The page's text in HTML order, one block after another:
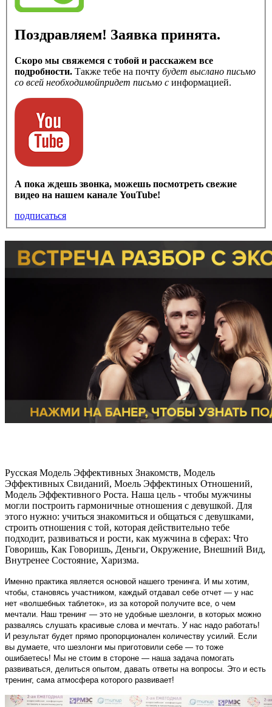
Поздравляем! Заявка принята.
Скоро мы свяжемся с тобой и расскажем все
подробности. Также тебе на почту будет выслано письмо
со всей необходимойпридет письмо с информацией.
А пока ждешь звонка, можешь посмотреть свежие
видео на нашем канале YouTube!
подписаться
Русская Модель Эффективных Знакомств, Модель
Эффективных Свиданий, Моель Эффектиных Отношений,
Модель Эффективного Роста. Наша цель - чтобы мужчины
могли построить гармоничные отношения с девушкой. Для
этого нужно: учиться знакомиться и общаться с девушками,
строить отношения с той, которая действительно тебе
подходит, развиваться и рости, как мужчина в сферах: Что
Говоришь, Как Говоришь, Деньги, Окружение, Внешний Вид,
Внутренее Состояние, Харизма.
Именно практика является основой нашего тренинга. И мы хотим,
чтобы, становясь участником, каждый отдавал себе отчет — у нас
нет «волшебных таблеток», из за которой получите все, о чем
мечтали. Наш тренинг — это не удобные шезлонги, в которых можно
развалясь слушать красивые слова и мечтать. У нас надо работать!
И результат будет прямо пропорционален количеству усилий. Если
вы думаете, что шезлонги мы приготовили себе — то тоже
ошибаетесь! Мы не стоим в стороне — наша задача помогать
развиваться, делиться опытом, давать ответы на вопросы. Это и есть
тренинг, сама атмосфера которого развивает!